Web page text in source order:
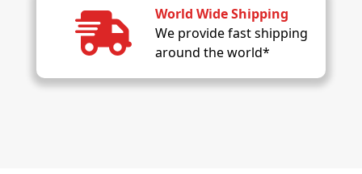
World Wide Shipping
We provide fast shipping
around the world*